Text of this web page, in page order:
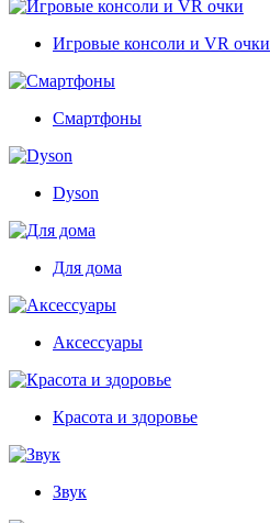
Игровые консоли и VR очки
Смартфоны
Dyson
Для дома
Аксессуары
Красота и здоровье
Звук